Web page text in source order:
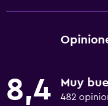
8,4 Muy
482